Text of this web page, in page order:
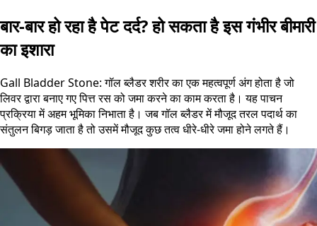
बार-बार हो रहा है पेट दर्द? हो सकता है इस गंभीर बीमारी
का इशारा
Gall Bladder Stone: गॉल ब्लैडर शरीर का एक महत्वपूर्ण अंग होता है जो
लिवर द्वारा बनाए गए पित्त रस को जमा करने का काम करता है। यह पाचन
प्रक्रिया में अहम भूमिका निभाता है। जब गॉल ब्लैडर में मौजूद तरल पदार्थ का
संतुलन बिगड़ जाता है तो उसमें मौजूद कुछ तत्व धीरे-धीरे जमा होने लगते हैं।